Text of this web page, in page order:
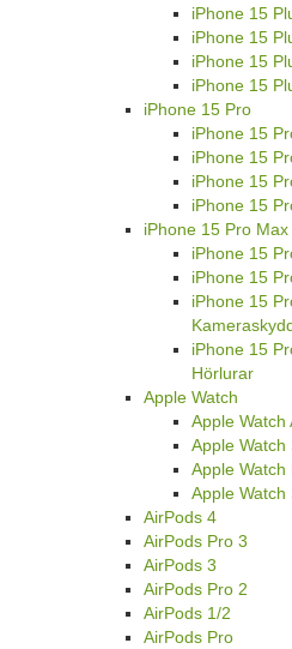
iPhone 15
iPhone 15
iPhone 15
iPhone 15
iPhone 15 Pro
iPhone 15
iPhone 15
iPhone 15
iPhone 15
iPhone 15 Pro Max
iPhone 15
iPhone 15
iPhone 15
iPhone 15
Hörlurar
Apple Watch
Apple Watch
Apple Watch
Apple Watch
Apple Watch
AirPods 4
AirPods Pro 3
AirPods 3
AirPods Pro 2
AirPods 1/2
AirPods Pro